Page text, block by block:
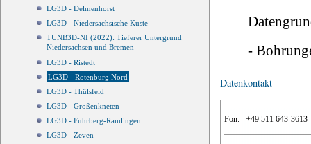
LG3D - Delmenhorst
LG3D - Niedersächsische Küste
TUNB3D-NI (2022): Tieferer Untergrund
Niedersachsen und Bremen
LG3D - Ristedt
LG3D - Rotenburg Nord
LG3D - Thülsfeld
LG3D - Großenkneten
LG3D - Fuhrberg-Ramlingen
LG3D - Zeven
-
Datenkontakt
Fon: +49 511 643-3613